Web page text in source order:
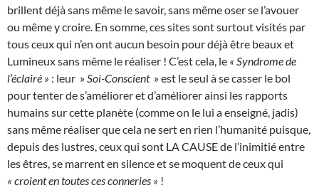
brillent déjà sans même le savoir, sans même oser se l’avouer
ou même y croire. En somme, ces sites sont surtout visités par
tous ceux qui n’en ont aucun besoin pour déjà être beaux et
Lumineux sans même le réaliser ! C’est cela, le « Syndrome de
l’éclairé » : leur » Soi-Conscient» est le seul à se casser le bol
pour tenter de s’améliorer et d’améliorer ainsi les rapports
humains sur cette planète (comme on le lui a enseigné, jadis)
sans même réaliser que cela ne sert en rien l’humanité puisque,
depuis des lustres, ceux qui sont LA CAUSE de l’inimitié entre
les êtres, se marrent en silence et se moquent de ceux qui
« croient en toutes ces conneries » !